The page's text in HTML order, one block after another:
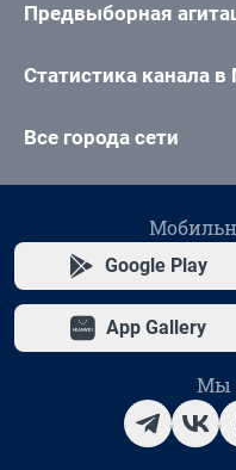
Предвыборная
Статистика канала в
Все города сети
Google Play
App Gallery
Мы